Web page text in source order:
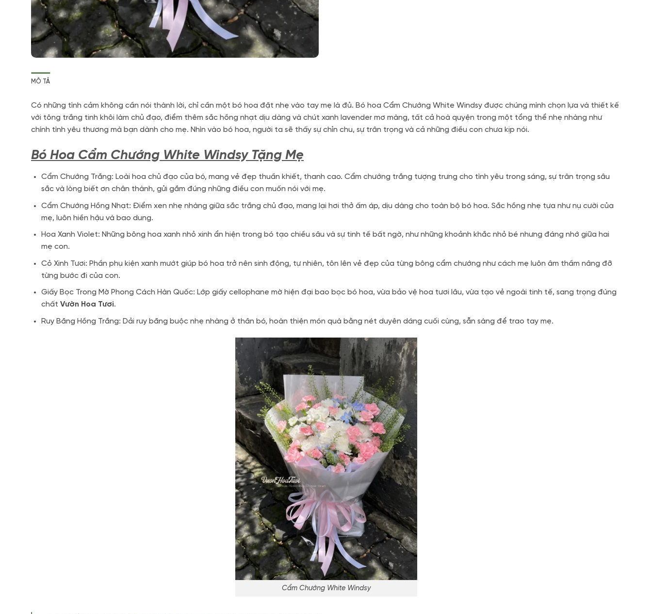
MÔ TẢ
Có những tình cảm không cần nói thành lời, chỉ cần một bó hoa đặt nhẹ vào tay mẹ là đủ. Bó hoa Cẩm Chướng White Windsy được chúng mình chọn lựa và thiết kế
với tông trắng tinh khôi làm chủ đạo, điểm thêm sắc hồng nhạt dịu dàng và chút xanh lavender mơ màng, tất cả hoà quyện trong một tổng thể nhẹ nhàng như
chính tình yêu thương mà bạn dành cho mẹ. Nhìn vào bó hoa, người ta sẽ thấy sự chỉn chu, sự trân trọng và cả những điều con chưa kịp nói.
Bó Hoa Cẩm Chướng White Windsy Tặng Mẹ
Cẩm Chướng Trắng: Loài hoa chủ đạo của bó, mang vẻ đẹp thuần khiết, thanh cao. Cẩm chướng trắng tượng trưng cho tình yêu trong sáng, sự trân trọng sâu
sắc và lòng biết ơn chân thành, gửi gắm đúng những điều con muốn nói với mẹ.
Cẩm Chướng Hồng Nhạt: Điểm xen nhẹ nhàng giữa sắc trắng chủ đạo, mang lại hơi thở ấm áp, dịu dàng cho toàn bộ bó hoa. Sắc hồng nhẹ tựa như nụ cười của
mẹ, luôn hiền hậu và bao dung.
Hoa Xanh Violet: Những bông hoa xanh nhỏ xinh ẩn hiện trong bó tạo chiều sâu và sự tinh tế bất ngờ, như những khoảnh khắc nhỏ bé nhưng đáng nhớ giữa hai
mẹ con.
Cỏ Xinh Tươi: Phần phụ kiện xanh mướt giúp bó hoa trở nên sinh động, tự nhiên, tôn lên vẻ đẹp của từng bông cẩm chướng như cách mẹ luôn âm thầm nâng đỡ
từng bước đi của con.
Giấy Bọc Trong Mờ Phong Cách Hàn Quốc: Lớp giấy cellophane mờ hiện đại bao bọc bó hoa, vừa bảo vệ hoa tươi lâu, vừa tạo vẻ ngoài tinh tế, sang trọng đúng
chất Vườn Hoa Tươi.
Ruy Băng Hồng Trắng: Dải ruy băng buộc nhẹ nhàng ở thân bó, hoàn thiện món quà bằng nét duyên dáng cuối cùng, sẵn sàng để trao tay mẹ.
Cẩm Chướng White Windsy